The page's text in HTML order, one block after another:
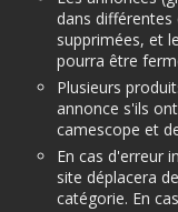
dans
supprimées, et
pourra être
Plusieurs
annonce s'ils
camescope et
En cas d'erreur
site déplacera
catégorie. En